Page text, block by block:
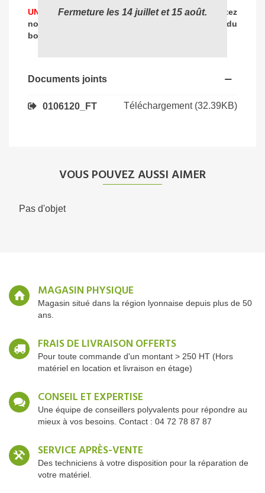
UNE PROBLEMATIQUE DE NETTOYAGE ?Contactez
nos experts
le choix du
bon produit
Documents joints
0106120_FT Téléchargement (32.39KB)
VOUS POUVEZ AUSSI AIMER
Pas d'objet
MAGASIN PHYSIQUE
Magasin situé dans la région lyonnaise depuis plus de 50
ans.
FRAIS DE LIVRAISON OFFERTS
Pour toute commande d'un montant > 250 HT (Hors
matériel en location et livraison en étage)
CONSEIL ET EXPERTISE
Une équipe de conseillers polyvalents pour répondre au
mieux à vos besoins. Contact : 04 72 78 87 87
SERVICE APRÈS-VENTE
Des techniciens à votre disposition pour la réparation de
votre matériel.
Fermeture les 14 juillet et 15 août.